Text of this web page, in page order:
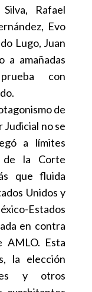
Rafael
Evo
Lugo, Juan
a amañadas
con
de
Judicial no se
a límites
de la Corte
que fluida
Unidos y
Estados
en contra
AMLO. Esta
la elección
y otros